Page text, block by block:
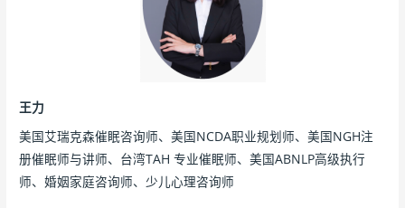
王力
美国艾瑞克森催眠咨询师、美国NCDA职业规划师、美国NGH注
册催眠师与讲师、台湾TAH 专业催眠师、美国ABNLP高级执行
师、婚姻家庭咨询师、少儿心理咨询师